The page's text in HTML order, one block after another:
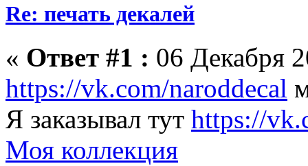
Re: печать декалей
« Ответ #1 : 06 Декабря
https://vk.com/naroddecal
Я заказывал тут https://
Моя коллекция